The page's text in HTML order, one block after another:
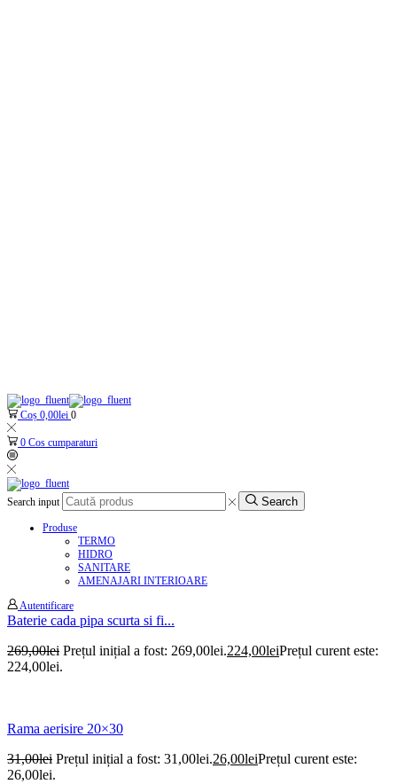
Coș 0,00lei 0
0 Cos cumparaturi
Search input Search
Produse
TERMO
HIDRO
SANITARE
AMENAJARI INTERIOARE
Autentificare
Baterie cada pipa scurta si fi...
269,00lei Prețul inițial a fost: 269,00lei.224,00leiPrețul curent este:
224,00lei.
Rama aerisire 20×30
31,00lei Prețul inițial a fost: 31,00lei.26,00leiPrețul curent este:
26,00lei.